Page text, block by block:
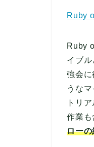
Ruby
Ruby
イブ
強会に
うな
トリ
作業も
ロー